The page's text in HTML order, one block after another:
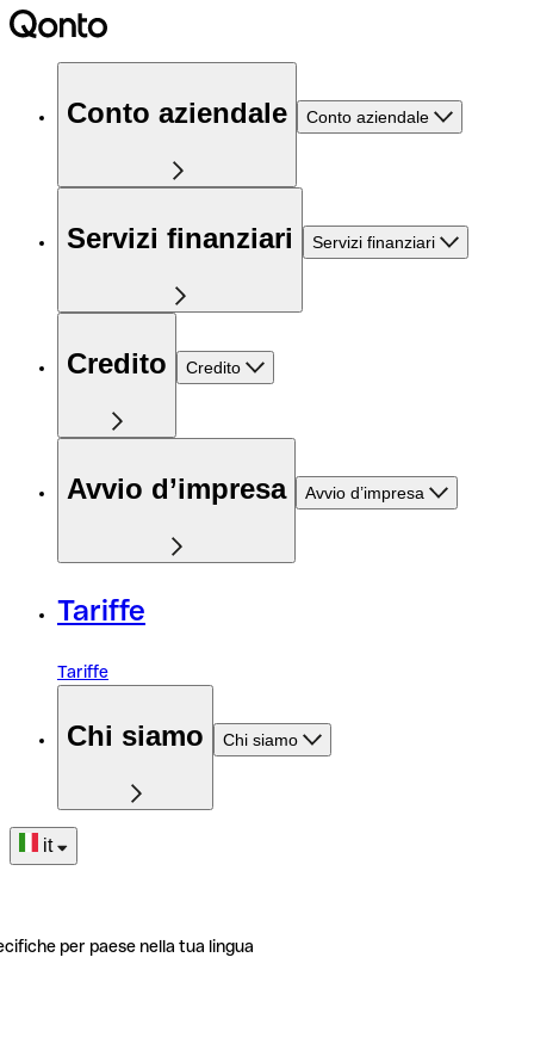
Conto aziendale Conto aziendale
Servizi finanziari Servizi finanziari
Credito Credito
Avvio d’impresa Avvio d’impresa
Tariffe
Tariffe
Chi siamo Chi siamo
it
per paese nella tua lingua